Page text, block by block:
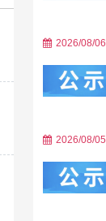
2026/08/06
2026/08/05